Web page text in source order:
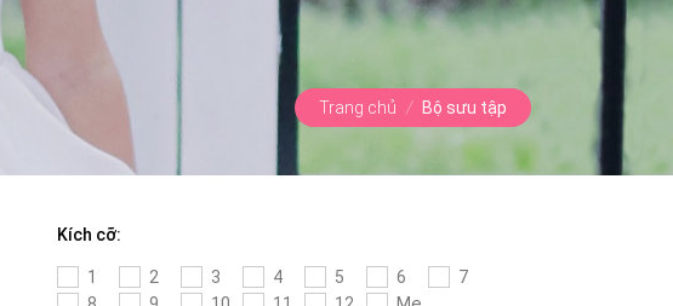
Trang chủ / Bộ sưu tập
Kích cỡ:
1 2 3 4 5 6
7